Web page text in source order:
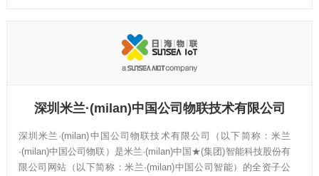
深圳米兰·(milan)中国公司物联技术有限公司
深圳米兰·(milan)中国公司物联技术有限公司（以下简称：米兰
·(milan)中国公司物联）是米兰·(milan)中国★(集团)智能科技股份有
限公司网站（以下简称：米兰·(milan)中国公司智能）的全资子公